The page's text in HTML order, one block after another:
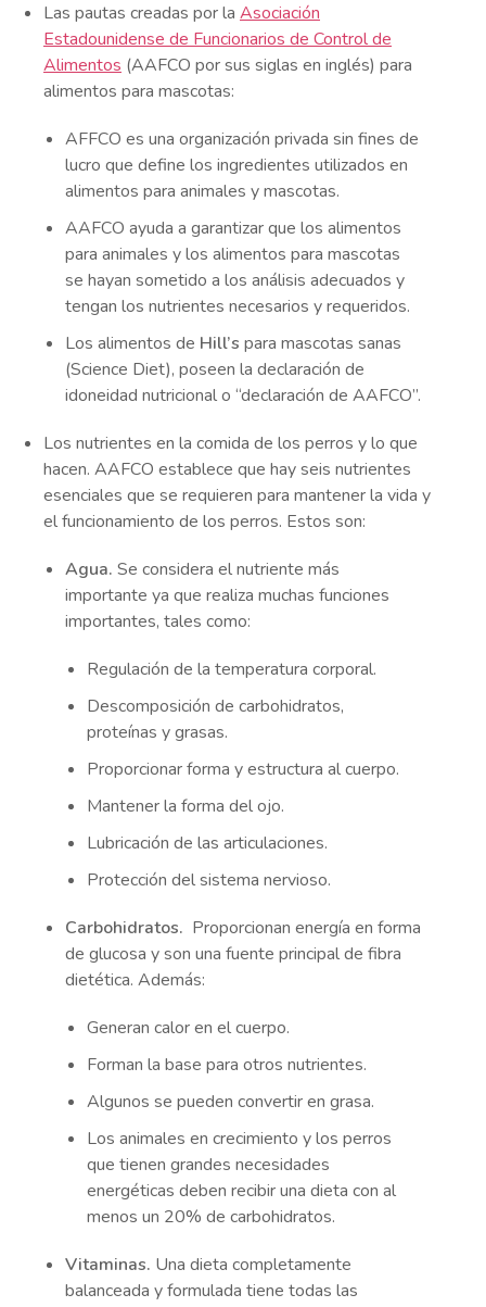
Las pautas creadas por la Asociación
Estadounidense de Funcionarios de Control de
Alimentos (AAFCO por sus siglas en inglés) para
alimentos para mascotas:
AFFCO es una organización privada sin fines de
lucro que define los ingredientes utilizados en
alimentos para animales y mascotas.
AAFCO ayuda a garantizar que los alimentos
para animales y los alimentos para mascotas
se hayan sometido a los análisis adecuados y
tengan los nutrientes necesarios y requeridos.
Los alimentos de Hill’s para mascotas sanas
(Science Diet), poseen la declaración de
idoneidad nutricional o “declaración de AAFCO”.
Los nutrientes en la comida de los perros y lo que
hacen. AAFCO establece que hay seis nutrientes
esenciales que se requieren para mantener la vida y
el funcionamiento de los perros. Estos son:
Agua. Se considera el nutriente más
importante ya que realiza muchas funciones
importantes, tales como:
Regulación de la temperatura corporal.
Descomposición de carbohidratos,
proteínas y grasas.
Proporcionar forma y estructura al cuerpo.
Mantener la forma del ojo.
Lubricación de las articulaciones.
Protección del sistema nervioso.
Carbohidratos. Proporcionan energía en forma
de glucosa y son una fuente principal de fibra
dietética. Además:
Generan calor en el cuerpo.
Forman la base para otros nutrientes.
Algunos se pueden convertir en grasa.
Los animales en crecimiento y los perros
que tienen grandes necesidades
energéticas deben recibir una dieta con al
menos un 20% de carbohidratos.
Vitaminas. Una dieta completamente
balanceada y formulada tiene todas las